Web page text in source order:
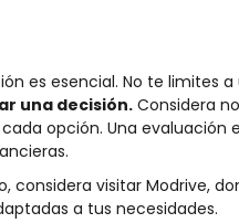
es esencial. No te limites a
una decisión.Considera
opción. Una
considera visitar Modrive,
a tus necesidades.